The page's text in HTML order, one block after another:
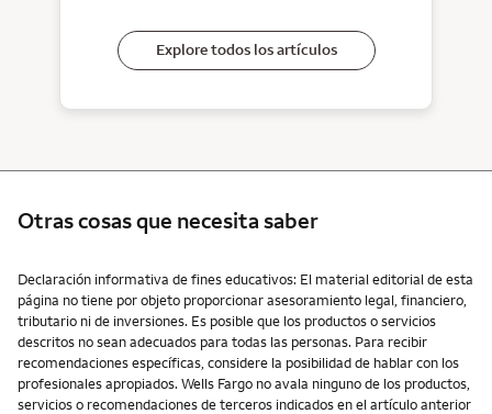
Explore todos los artículos
Otras cosas que necesita saber
Otras cosas que necesita saber
Declaración informativa de fines educativos: El material editorial de esta
página no tiene por objeto proporcionar asesoramiento legal, financiero,
tributario ni de inversiones. Es posible que los productos o servicios
descritos no sean adecuados para todas las personas. Para recibir
recomendaciones específicas, considere la posibilidad de hablar con los
profesionales apropiados. Wells Fargo no avala ninguno de los productos,
servicios o recomendaciones de terceros indicados en el artículo anterior